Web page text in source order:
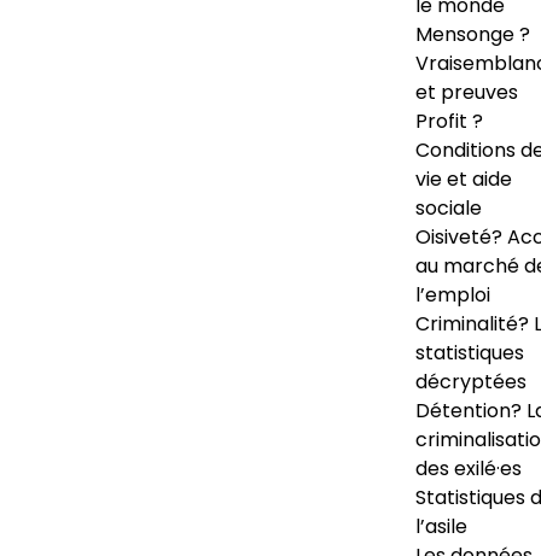
Mensonge ?
et preuves
Profit ?
Conditions
vie et aide
sociale
Oisiveté?
au marché
l’emploi
Criminalité?
statistiques
décryptées
Détention?
des exilé·es
Statistiques
l’asile